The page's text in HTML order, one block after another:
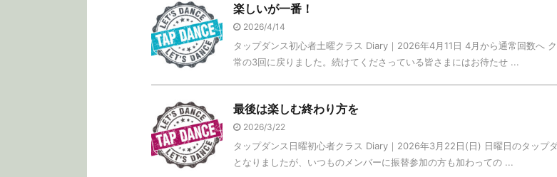
楽しいが一番！
2026/4/14
タップダンス初心者土曜クラス Diary｜2026年4月11日 4月から通常回数へ
常の3回に戻りました。続けてくださっている皆さまにはお待たせ ...
最後は楽しむ終わり方を
2026/3/22
タップダンス日曜初心者クラス Diary｜2026年3月22日(日) 日曜日のタップ
となりましたが、いつものメンバーに振替参加の方も加わっての ...